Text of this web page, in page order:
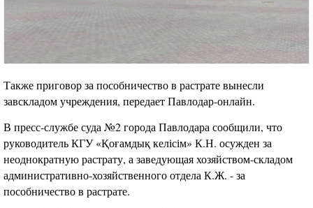
Также приговор за пособничество в растрате вынесли
завскладом учреждения, передает Павлодар-онлайн.
В пресс-службе суда №2 города Павлодара сообщили, что
руководитель КГУ «Қоғамдық келісім» К.Н. осужден за
неоднократную растрату, а заведующая хозяйством-складом
административно-хозяйственного отдела К.Ж. - за
пособничество в растрате.